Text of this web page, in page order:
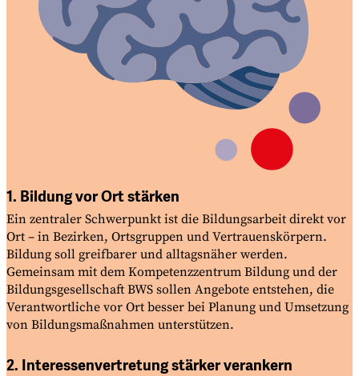
1. Bildung vor Ort stärken
Ein zentraler Schwerpunkt ist die Bildungsarbeit direkt vor
Ort – in Bezirken, Ortsgruppen und Vertrauenskörpern.
Bildung soll greifbarer und alltagsnäher werden.
Gemeinsam mit dem Kompetenzzentrum Bildung und der
Bildungsgesellschaft BWS sollen Angebote entstehen, die
Verantwortliche vor Ort besser bei Planung und Umsetzung
von Bildungsmaßnahmen unterstützen.
2. Interessenvertretung stärker verankern